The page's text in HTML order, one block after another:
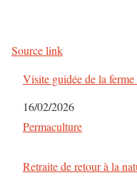
Source link
Visite guidée de la
Date
16/02/2026
Par rapport à
Permaculture
Retraite de retour à la